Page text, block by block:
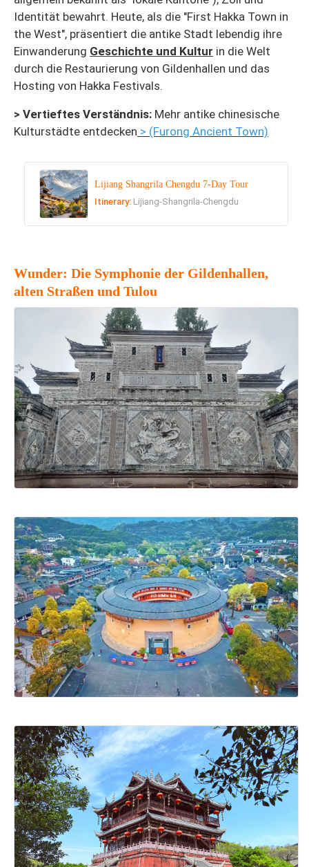
Identität bewahrt. Heute, als die "First Hakka Town in
the West", präsentiert die antike Stadt lebendig ihre
Einwanderung Geschichte und Kultur in die Welt
durch die Restaurierung von Gildenhallen und das
Hosting von Hakka Festivals.
> Vertieftes Verständnis: Mehr antike chinesische
Kulturstädte entdecken > (Furong Ancient Town)
Lijiang Shangrila Chengdu 7-Day Tour
Itinerary: Lijiang-Shangrila-Chengdu
Wunder: Die Symphonie der Gildenhallen,
alten Straßen und Tulou